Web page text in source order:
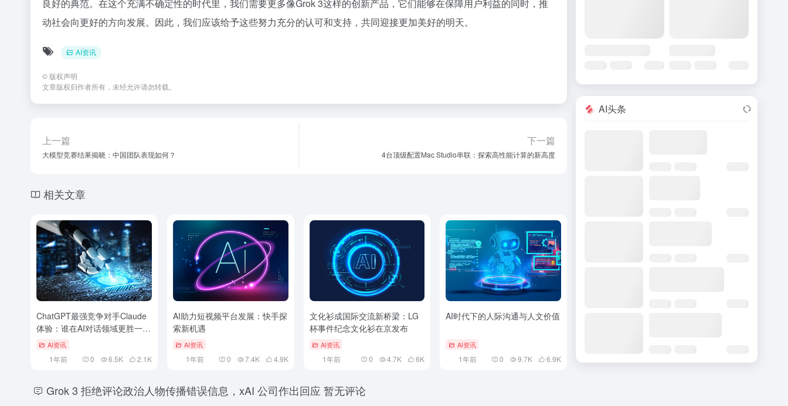
良好的典范。在这个充满不确定性的时代里，我们需要更多像Grok 3这样的创新产品，它们能够在保障用户利益的同时，推
动社会向更好的方向发展。因此，我们应该给予这些努力充分的认可和支持，共同迎接更加美好的明天。
AI资讯
© 版权声明
文章版权归作者所有，未经允许请勿转载。
上一篇
大模型竞赛结果揭晓：中国团队表现如何？
下一篇
4台顶级配置Mac Studio串联：探索高性能计算的新高度
相关文章
ChatGPT最强竞争对手Claude
体验：谁在AI对话领域更胜一
筹？AI资讯
1年前 0 6.5K 2.1 K
AI助力短视频平台发展：快手探
索新机遇
AI资讯
1年前 0 7.4K 4.9K
文化衫成国际交流新桥梁：LG
杯事件纪念文化衫在京发布
AI资讯
1年前 0 4.7K 6K
AI时代下的人际沟通与人文价值
AI资讯
1年前 0 9.7K 6.9K
Grok 3 拒绝评论政治人物传播错误信息，xAI 公司作出回应 暂无评论
AI头条